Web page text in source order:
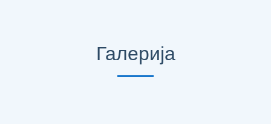
Галерија